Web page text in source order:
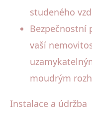
studeného
Bezpečnostní
vaší
moudrým
Instalace a údržba